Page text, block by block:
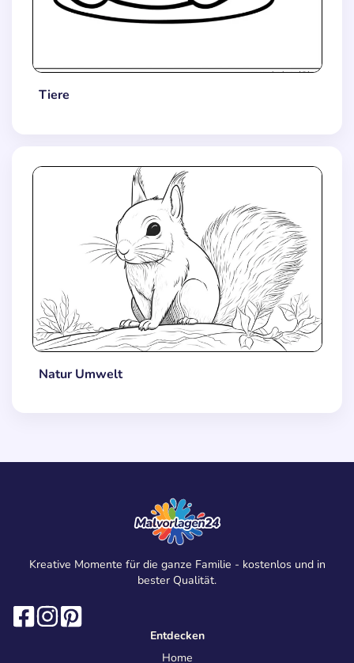
Tiere
Natur Umwelt
Kreative Momente für die ganze Familie - kostenlos und in
bester Qualität.
Entdecken
Home